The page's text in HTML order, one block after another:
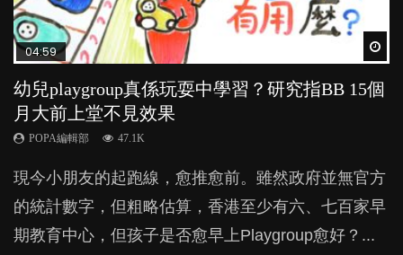
04:59
幼兒playgroup真係玩耍中學習？研究指BB 15個
月大前上堂不見效果
POPA編輯部 47.1K
現今小朋友的起跑線，愈推愈前。雖然政府並無官方
的統計數字，但粗略估算，香港至少有六、七百家早
期教育中心，但孩子是否愈早上Playgroup愈好？...
03:39
幼稚園遊戲課 如何刺激幼兒自發學習取代獎勵
與懲罰？
POPA編輯部 33.1K
由美國學者所創的 tools of the mind 課程，學生以遊
戲方式學習，學術能力和自制能力亦明顯比其他小朋
友優勝，到底這課程有何特別之處？...
03:02
老公患產後憂鬱症對BB的影響
POPA編輯部 15.9K
鬱，影響日常生活，嚴重的甚至會有自殺，或傷害小
朋友的念頭。但為何爸爸患上產後抑鬱往往難以察
覺？...
04:06
全職好？在職好？｜全職媽媽與在職媽媽的壓
力與價值
POPA編輯部 25.8K
許多媽媽心底可能都有一刻掙扎過：究竟全職好，還
是在職好。雖說每個家庭都有自己的獨特狀況和考慮
因素，但原來全職和在職媽媽所養育的子女其實都各
03:41
BB口腔期乜都放入口，父母該制止還是放手？
POPA編輯部 25.5K
成吮手指的習慣，大個就很難戒，但原來一刀切阻止
他們放東西入口，隨時會影響孩子的身心發展？...